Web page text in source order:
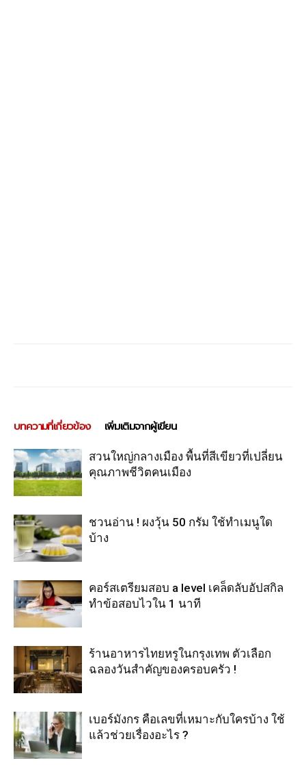
บทความที่เกี่ยวข้อง เพิ่มเติมจากผู้เขียน
สวนใหญ่กลางเมือง พื้นที่สีเขียวที่เปลี่ยน
คุณภาพชีวิตคนเมือง
ชวนอ่าน ! ผงวุ้น 50 กรัม ใช้ทำเมนูใด
บ้าง
คอร์สเตรียมสอบ a level เคล็ดลับอัปสกิล
ทำข้อสอบไวใน 1 นาที
ร้านอาหารไทยหรูในกรุงเทพ ตัวเลือก
ฉลองวันสำคัญของครอบครัว !
เบอร์มังกร คือเลขที่เหมาะกับใครบ้าง ใช้
แล้วช่วยเรื่องอะไร ?